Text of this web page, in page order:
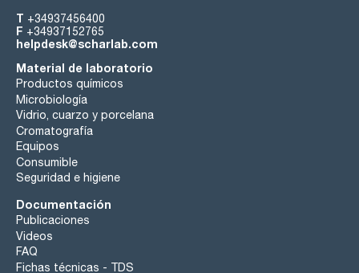
T +34937456400
F +34937152765
helpdesk@scharlab.com
Material de laboratorio
Productos químicos
Microbiología
Vidrio, cuarzo y porcelana
Cromatografía
Equipos
Consumible
Seguridad e higiene
Documentación
Publicaciones
Videos
FAQ
Fichas técnicas - TDS